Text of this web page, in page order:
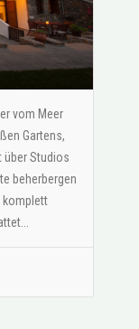
vom Meer
Gartens,
über Studios
beherbergen
komplett